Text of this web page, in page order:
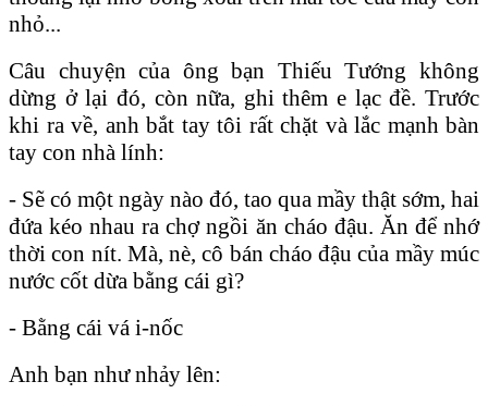
nhỏ...
Câu chuyện của ông bạn Thiếu Tướng không
dừng ở lại đó, còn nữa, ghi thêm e lạc đề. Trước
khi ra về, anh bắt tay tôi rất chặt và lắc mạnh bàn
tay con nhà lính:
- Sẽ có một ngày nào đó, tao qua mầy thật sớm, hai
đứa kéo nhau ra chợ ngồi ăn cháo đậu. Ăn để nhớ
thời con nít. Mà, nè, cô bán cháo đậu của mầy múc
nước cốt dừa bằng cái gì?
- Bằng cái vá i-nốc
Anh bạn như nhảy lên: